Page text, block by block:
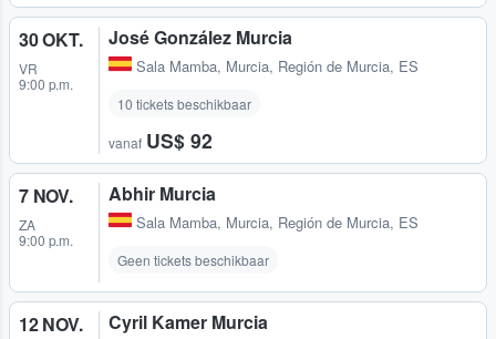
30 OKT.
VR
9:00 p.m.
José González Murcia
Sala Mamba, Murcia, Región de Murcia, ES
10 tickets beschikbaar
vanaf US$ 92
7 NOV.
ZA
9:00 p.m.
Abhir Murcia
Sala Mamba, Murcia, Región de Murcia, ES
Geen tickets beschikbaar
12 NOV. Cyril Kamer Murcia